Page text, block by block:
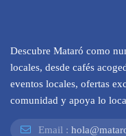
Descubre Mataró como
locales, desde cafés
eventos locales, ofertas
comunidad y apoya lo
Email :